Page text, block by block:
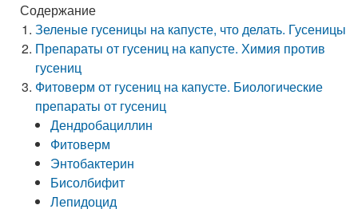
Содержание
Зеленые гусеницы на капусте, что делать. Гусеницы
Препараты от гусениц на капусте. Химия против
гусениц
Фитоверм от гусениц на капусте. Биологические
препараты от гусениц
Дендробациллин
Фитоверм
Энтобактерин
Бисолбифит
Лепидоцид